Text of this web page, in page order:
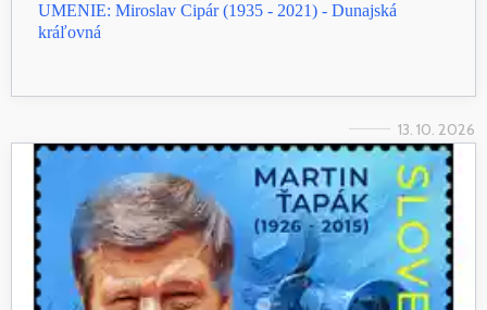
UMENIE: Miroslav Cipár (1935 - 2021) - Dunajská
kráľovná
13. 10. 2026